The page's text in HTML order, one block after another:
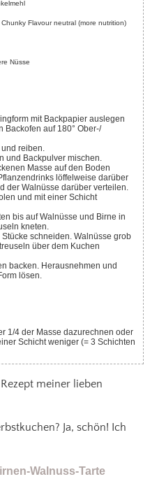
Flavour neutral (more nutrition)
Nüsse
mit Backpapier auslegen
Backofen auf 180° Ober-/
reiben.
und Backpulver mischen.
löffelweise darüber
der Walnüsse darüber verteilen.
und mit einer Schicht
bis auf Walnüsse und Birne in
kneten.
schneiden. Walnüsse grob
über dem Kuchen
backen. Herausnehmen und
lösen.
1/4 der Masse dazurechnen oder
Schicht weniger (= 3 Schichten
meiner lieben
Ja, schön! Ich
Walnuss-Tarte